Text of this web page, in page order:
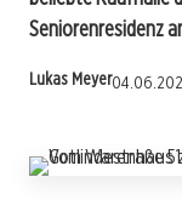
Seniorenresidenz
Lukas Meyer